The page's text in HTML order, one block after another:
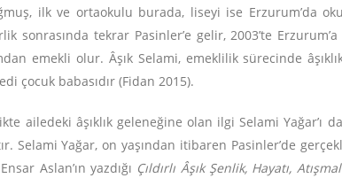
ilk ve ortaokulu burada, liseyi ise Erzurum’da
sonrasında tekrar Pasinler’e gelir, 2003’te
emekli olur. Âşık Selami, emeklilik sürecinde
çocuk babasıdır (Fidan 2015).
ailedeki âşıklık geleneğine olan ilgi Selami Yağar’ı
Selami Yağar, on yaşından itibaren Pasinler’de
Aslan’ın yazdığı Çıldırlı Âşık Şenlik, Hayatı,